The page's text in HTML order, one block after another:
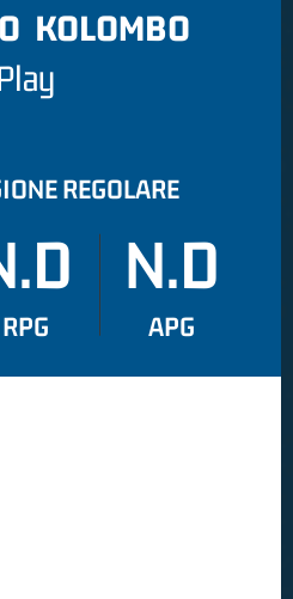
KOLOMBO
REGOLARE
RPG
N.D
APG